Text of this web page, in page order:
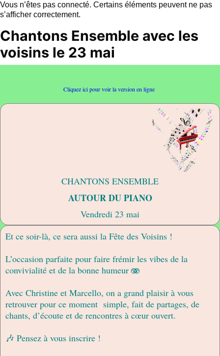
Vous n’êtes pas connecté. Certains éléments peuvent ne pas
s’afficher correctement.
Chantons Ensemble avec les
voisins le 23 mai